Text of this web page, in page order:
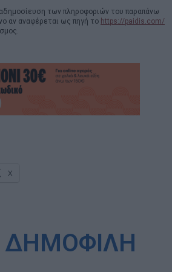
των πληροφοριών του παραπάνω
αν αναφέρεται ως πηγή το https://paidis.com/
X
ΔΗΜΟΦΙΛΗ